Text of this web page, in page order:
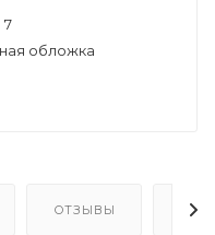
7
обложка
ОТЗЫВЫ